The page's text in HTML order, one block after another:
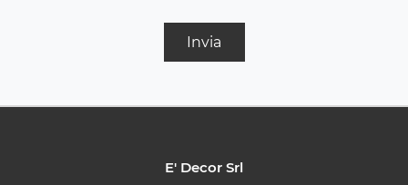
Invia
E' Decor Srl